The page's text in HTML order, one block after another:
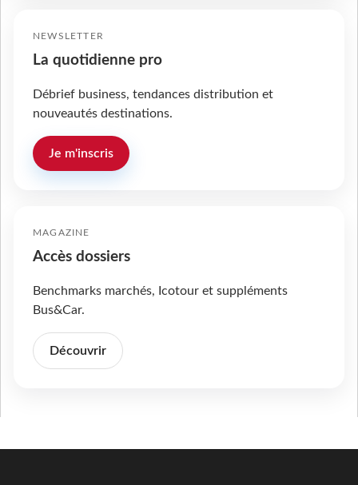
NEWSLETTER
La quotidienne pro
Débrief business, tendances distribution et
nouveautés destinations.
Je m'inscris
MAGAZINE
Accès dossiers
Benchmarks marchés, Icotour et suppléments
Bus&Car.
Découvrir